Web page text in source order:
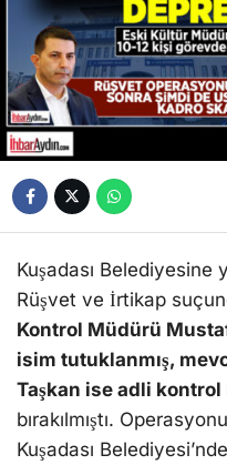
Kuşadası Belediyesine
Rüşvet ve İrtikap
Kontrol Müdürü
isim tutuklanmış,
Taşkan ise adli kontrol
bırakılmıştı.
Kuşadası